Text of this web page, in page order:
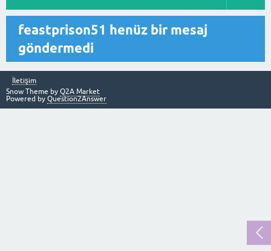
feastprison51 henüz bir mesaj
göndermedi
İletişim
Snow Theme by Q2A Market
Powered by Question2Answer